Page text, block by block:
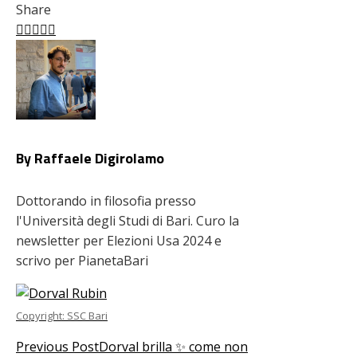
Share
Facebook
Twitter
LinkedIn
Pinterest
Stumbleupon
By Raffaele Digirolamo
Dottorando in filosofia presso
l'Università degli Studi di Bari. Curo la
newsletter per Elezioni Usa 2024 e
scrivo per PianetaBari
Copyright: SSC Bari
Previous PostDorval brilla ✨ come non